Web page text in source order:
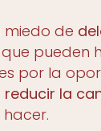
miedo de
pueden
por la
reducir la